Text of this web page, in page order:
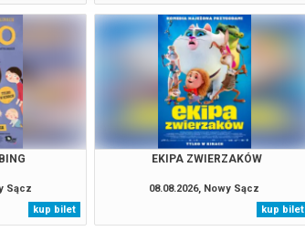
Sącz
kup bilet
EKIPA ZWIERZAKÓW
08.08.2026, Nowy Sącz
kup bilet